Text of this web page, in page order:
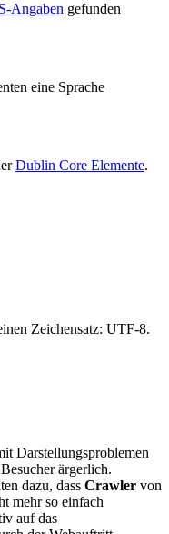
Angaben gefunden
eine Sprache
Dublin Core Elemente.
Zeichensatz: UTF-8.
Darstellungsproblemen
ärgerlich.
dazu, dass Crawler von
mehr so einfach
auf das